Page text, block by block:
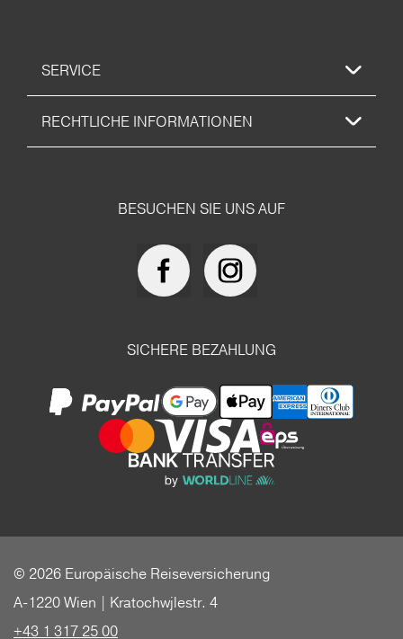
SERVICE
RECHTLICHE INFORMATIONEN
BESUCHEN SIE UNS AUF
SICHERE BEZAHLUNG
© 2026 Europäische Reiseversicherung
A-1220 Wien | Kratochwjlestr. 4
+43 1 317 25 00